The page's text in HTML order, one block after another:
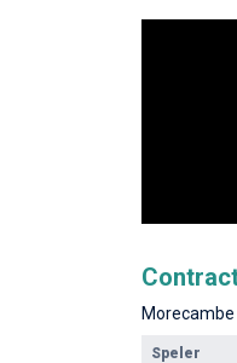
Speler